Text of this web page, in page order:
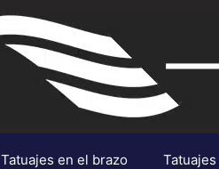
Tatuajes en el brazo